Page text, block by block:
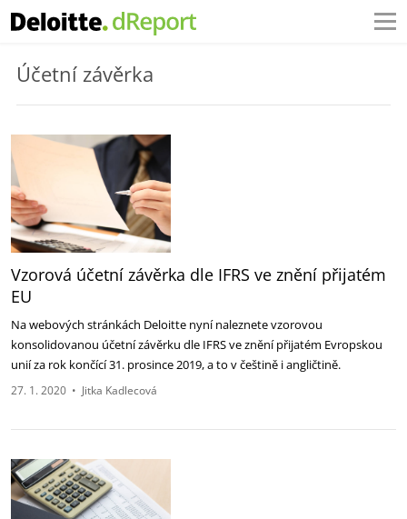
Účetní závěrka
Vzorová účetní závěrka dle IFRS ve znění přijatém
EU
Na webových stránkách Deloitte nyní naleznete vzorovou
konsolidovanou účetní závěrku dle IFRS ve znění přijatém Evropskou
unií za rok končící 31. prosince 2019, a to v češtině i angličtině.
27. 1. 2020 • Jitka Kadlecová